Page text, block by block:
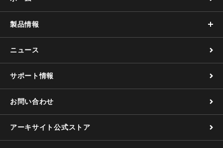
製品情報
ニュース
サポート情報
お問い合わせ
アーキサイト公式ストア